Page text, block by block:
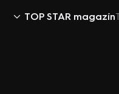
TOP STAR magazín